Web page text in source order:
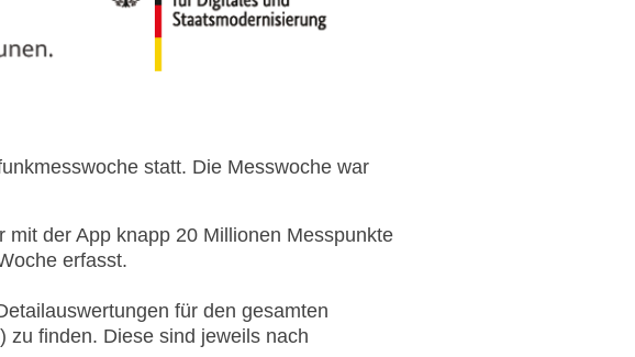
statt. Die Messwoche war
der App knapp 20 Millionen Messpunkte
erfasst.
für den gesamten
zu finden. Diese sind jeweils nach